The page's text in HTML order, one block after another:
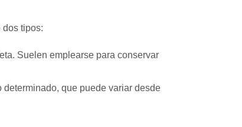
tipos:
Suelen emplearse para conservar
determinado, que puede variar desde